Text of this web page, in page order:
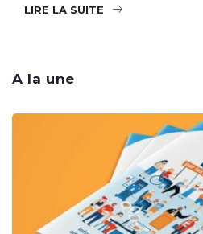
LIRE LA SUITE
A la une